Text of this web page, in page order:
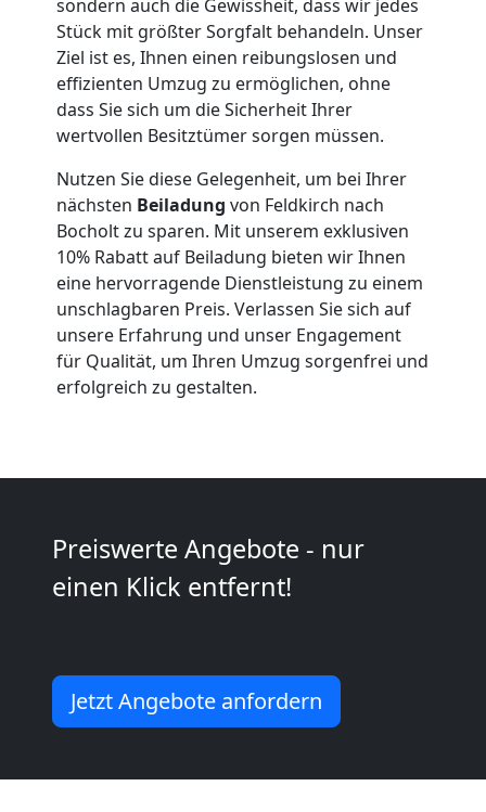
sondern auch die Gewissheit, dass wir jedes
Stück mit größter Sorgfalt behandeln. Unser
Ziel ist es, Ihnen einen reibungslosen und
effizienten Umzug zu ermöglichen, ohne
dass Sie sich um die Sicherheit Ihrer
wertvollen Besitztümer sorgen müssen.
Nutzen Sie diese Gelegenheit, um bei Ihrer
nächsten Beiladung von Feldkirch nach
Bocholt zu sparen. Mit unserem exklusiven
10% Rabatt auf Beiladung bieten wir Ihnen
eine hervorragende Dienstleistung zu einem
unschlagbaren Preis. Verlassen Sie sich auf
unsere Erfahrung und unser Engagement
für Qualität, um Ihren Umzug sorgenfrei und
erfolgreich zu gestalten.
Preiswerte Angebote - nur
einen Klick entfernt!
Jetzt Angebote anfordern
Qualitäts-
Umzüge
Feldkirch
Vereinsumzug
Feldkirch
Anfrage
National
Möbeltransport
Beiladung